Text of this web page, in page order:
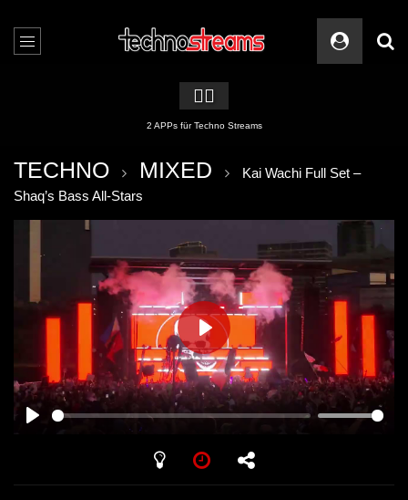
🏳️‍🌈
2 APPs für Techno Streams
TECHNO MIXED
Kai Wachi Full Set –
Shaq’s Bass All-Stars
PLAY